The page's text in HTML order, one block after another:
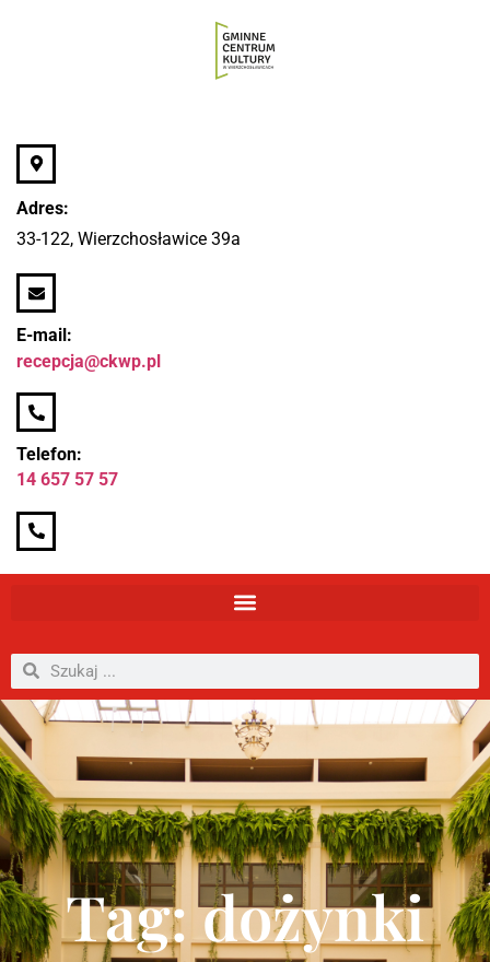
Adres:
33-122, Wierzchosławice 39a
E-mail:
recepcja@ckwp.pl
Telefon:
14 657 57 57
Tag: dożynki